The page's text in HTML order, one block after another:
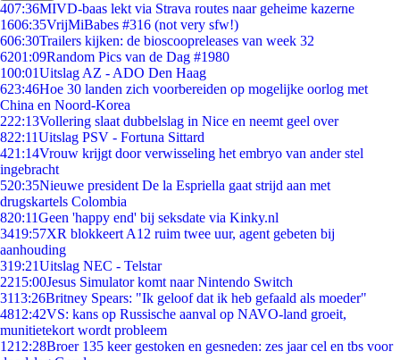
407:36MIVD-baas lekt via Strava routes naar geheime kazerne
1606:35VrijMiBabes #316 (not very sfw!)
606:30Trailers kijken: de bioscoopreleases van week 32
6201:09Random Pics van de Dag #1980
100:01Uitslag AZ - ADO Den Haag
623:46Hoe 30 landen zich voorbereiden op mogelijke oorlog met
China en Noord-Korea
222:13Vollering slaat dubbelslag in Nice en neemt geel over
822:11Uitslag PSV - Fortuna Sittard
421:14Vrouw krijgt door verwisseling het embryo van ander stel
ingebracht
520:35Nieuwe president De la Espriella gaat strijd aan met
drugskartels Colombia
820:11Geen 'happy end' bij seksdate via Kinky.nl
3419:57XR blokkeert A12 ruim twee uur, agent gebeten bij
aanhouding
319:21Uitslag NEC - Telstar
2215:00Jesus Simulator komt naar Nintendo Switch
3113:26Britney Spears: "Ik geloof dat ik heb gefaald als moeder"
4812:42VS: kans op Russische aanval op NAVO-land groeit,
munitietekort wordt probleem
1212:28Broer 135 keer gestoken en gesneden: zes jaar cel en tbs voor